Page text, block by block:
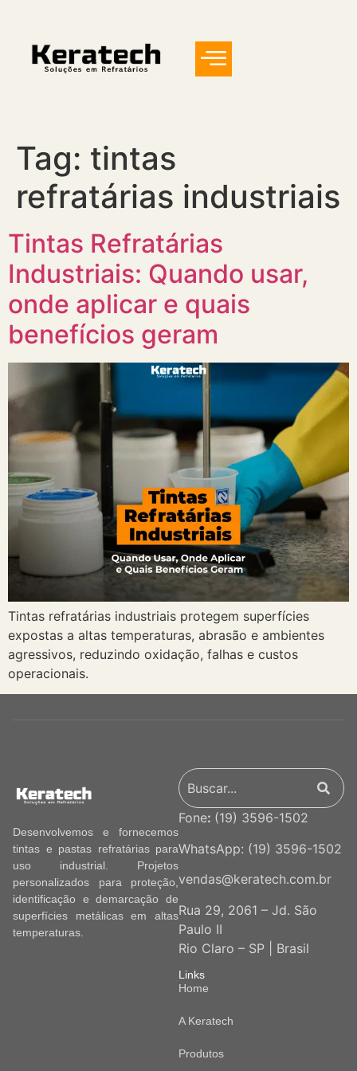
Tag: tintas
refratárias industriais
Tintas Refratárias
Industriais: Quando usar,
onde aplicar e quais
benefícios geram
Tintas refratárias industriais protegem superfícies
expostas a altas temperaturas, abrasão e ambientes
agressivos, reduzindo oxidação, falhas e custos
operacionais.
Desenvolvemos e fornecemos
tintas e pastas refratárias para
uso industrial. Projetos
personalizados para proteção,
identificação e demarcação de
superfícies metálicas em altas
temperaturas.
Fone: (19) 3596-1502
WhatsApp: (19) 3596-1502
vendas@keratech.com.br
Rua 29, 2061 – Jd. São
Paulo II
Rio Claro – SP | Brasil
Links
Home
A Keratech
Produtos